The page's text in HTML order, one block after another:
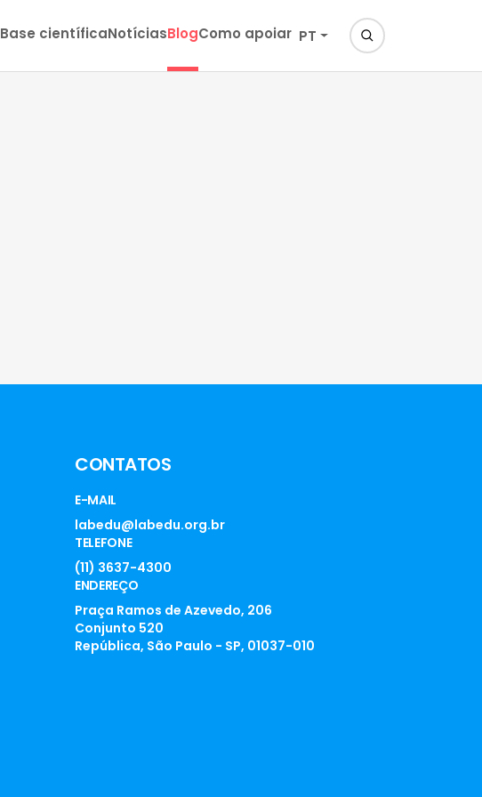
Base científicaNotíciasBlogComo apoiar PT
CONTATOS
E-MAIL
labedu@labedu.org.br
TELEFONE
(11) 3637-4300
ENDEREÇO
Praça Ramos de Azevedo, 206
Conjunto 520
República, São Paulo - SP, 01037-010